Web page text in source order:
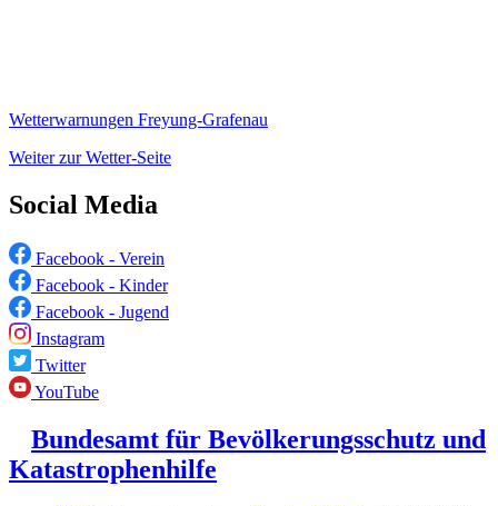
Wetterwarnungen Freyung-Grafenau
Weiter zur Wetter-Seite
Social Media
Facebook - Verein
Facebook - Kinder
Facebook - Jugend
Instagram
Twitter
YouTube
Bundesamt für Bevölkerungsschutz und
Katastrophenhilfe